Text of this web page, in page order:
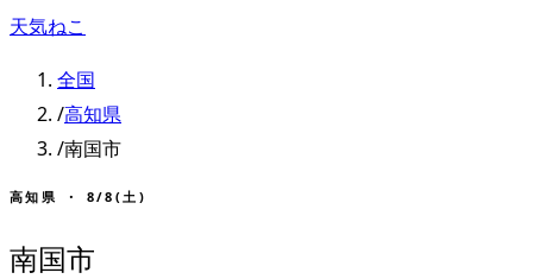
天気ねこ
全国
/高知県
/南国市
高知県 ・ 8/8(土)
南国市